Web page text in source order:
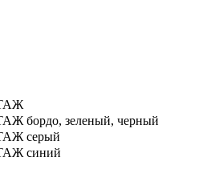
бордо, зеленый, черный
серый
синий